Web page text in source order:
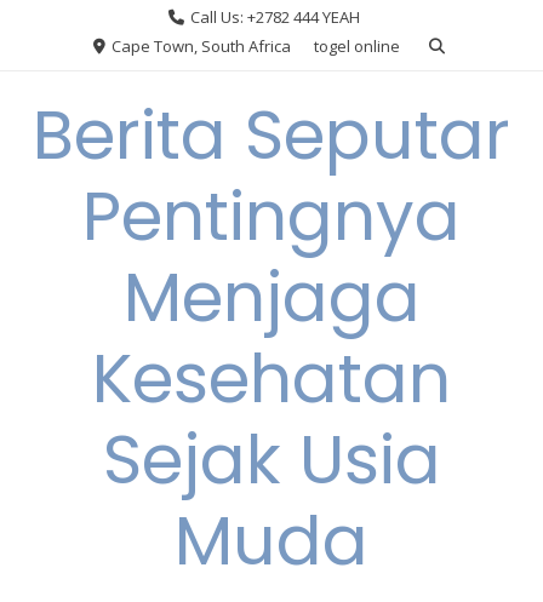
Call Us: +2782 444 YEAH
Cape Town, South Africa
togel online
Berita Seputar
Pentingnya
Menjaga
Kesehatan
Sejak Usia
Muda